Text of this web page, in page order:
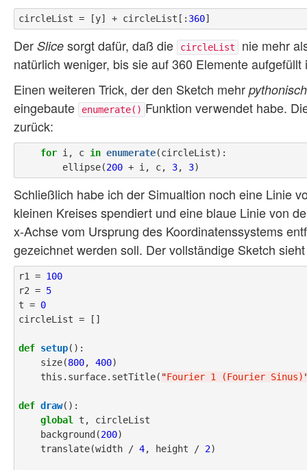
circleList = [y] + circleList[: 360
Der Slice sorgt dafür, daß die circleList
nie mehr
natürlich weniger, bis sie auf 360 Elemente aufgefüllt
Einen weiteren Trick, der den Sketch mehr pythonisch
eingebaute enumerate() Funktion verwendet habe.
zurück:
for i, c in enumerate(circleList):
        ellipse(
200 + i, c, 3, 3
Schließlich habe ich der Simualtion noch eine Linie
kleinen Kreises spendiert und eine blaue Linie von
x-Achse vom Ursprung des Koordinatenssystems
gezeichnet werden soll. Der vollständige Sketch
r1 = 100
r2 = 5
t = 0
circleList = []
def setup():
    size(
800, 400)
    this.surface.setTitle(
"Fourier 1 (Fourier Sinus)
def draw():
global
t, circleList
    background(
200)
    translate(width /
4, height / 2)